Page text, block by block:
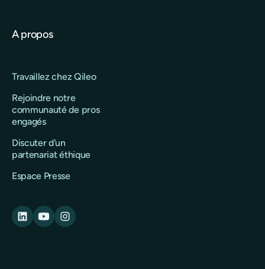
A propos
Travaillez chez Qileo
Rejoindre notre
communauté de pros
engagés
Discuter d'un
partenariat éthique
Espace Presse